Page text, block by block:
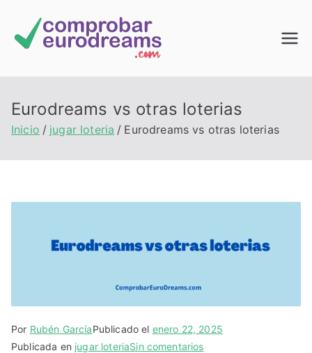
contenido
Comprob
EuroDrea
ms
Eurodreams vs otras loterias
Inicio jugar loteria Eurodreams vs otras loterias
Por Rubén GarcíaPublicado el enero 22, 2025
Publicada en jugar loteriaSin comentariosen